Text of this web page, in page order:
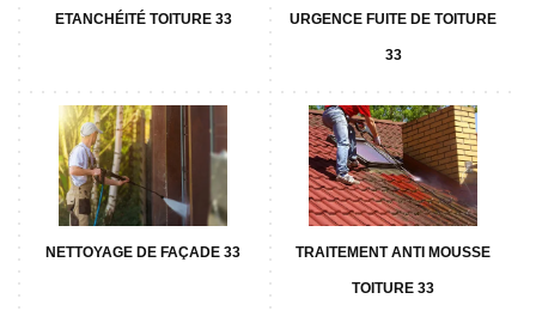
ETANCHÉITÉ TOITURE 33 URGENCE FUITE DE TOITURE
33
NETTOYAGE DE FAÇADE 33 TRAITEMENT ANTI MOUSSE
TOITURE 33